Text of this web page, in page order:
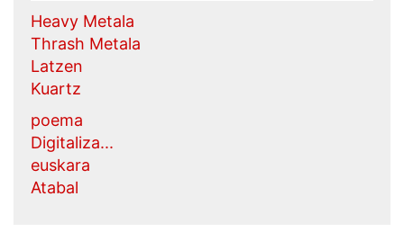
Heavy Metala
Thrash Metala
Latzen
Kuartz
poema
Digitaliza...
euskara
Atabal